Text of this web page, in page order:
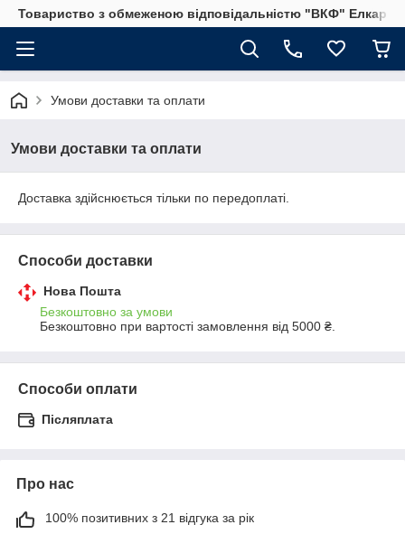
Товариство з обмеженою відповідальністю "ВКФ" Елкар"
Умови доставки та оплати
Умови доставки та оплати
Доставка здійснюється тільки по передоплаті.
Способи доставки
Нова Пошта
Безкоштовно за умови
Безкоштовно при вартості замовлення від 5000 ₴.
Способи оплати
Післяплата
Про нас
100% позитивних з 21 відгука за рік